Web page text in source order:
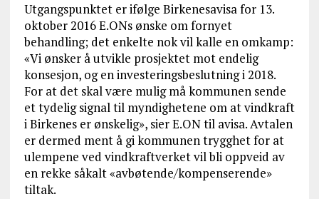
Utgangspunktet er ifølge Birkenesavisa for 13.
oktober 2016 E.ONs ønske om fornyet
behandling; det enkelte nok vil kalle en omkamp:
«Vi ønsker å utvikle prosjektet mot endelig
konsesjon, og en investeringsbeslutning i 2018.
For at det skal være mulig må kommunen sende
et tydelig signal til myndighetene om at vindkraft
i Birkenes er ønskelig», sier E.ON til avisa. Avtalen
er dermed ment å gi kommunen trygghet for at
ulempene ved vindkraftverket vil bli oppveid av
en rekke såkalt «avbøtende/kompenserende»
tiltak.